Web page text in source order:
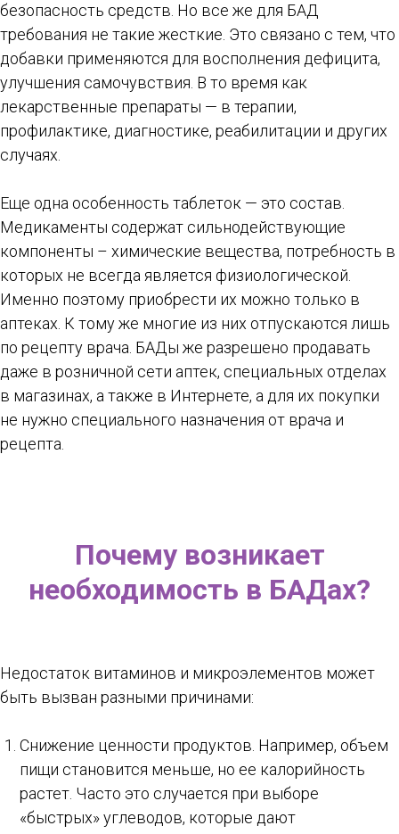
безопасность средств. Но все же для БАД
требования не такие жесткие. Это связано с тем, что
добавки применяются для восполнения дефицита,
улучшения самочувствия. В то время как
лекарственные препараты — в терапии,
профилактике, диагностике, реабилитации и других
случаях.
Еще одна особенность таблеток — это состав.
Медикаменты содержат сильнодействующие
компоненты – химические вещества, потребность в
которых не всегда является физиологической.
Именно поэтому приобрести их можно только в
аптеках. К тому же многие из них отпускаются лишь
по рецепту врача. БАДы же разрешено продавать
даже в розничной сети аптек, специальных отделах
в магазинах, а также в Интернете, а для их покупки
не нужно специального назначения от врача и
рецепта.
Почему возникает
необходимость в БАДах?
Недостаток витаминов и микроэлементов может
быть вызван разными причинами:
Снижение ценности продуктов. Например, объем
пищи становится меньше, но ее калорийность
растет. Часто это случается при выборе
«быстрых» углеводов, которые дают